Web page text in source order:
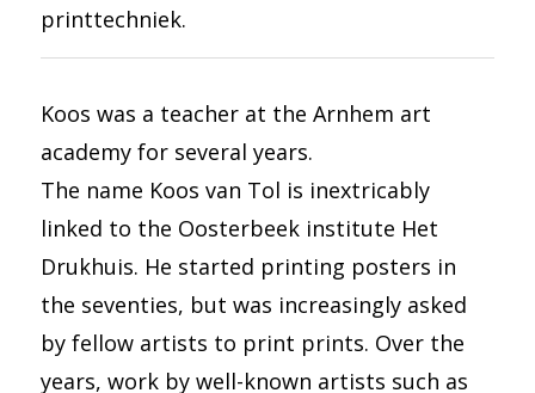
printtechniek.
Koos was a teacher at the Arnhem art
academy for several years.
The name Koos van Tol is inextricably
linked to the Oosterbeek institute Het
Drukhuis. He started printing posters in
the seventies, but was increasingly asked
by fellow artists to print prints. Over the
years, work by well-known artists such as